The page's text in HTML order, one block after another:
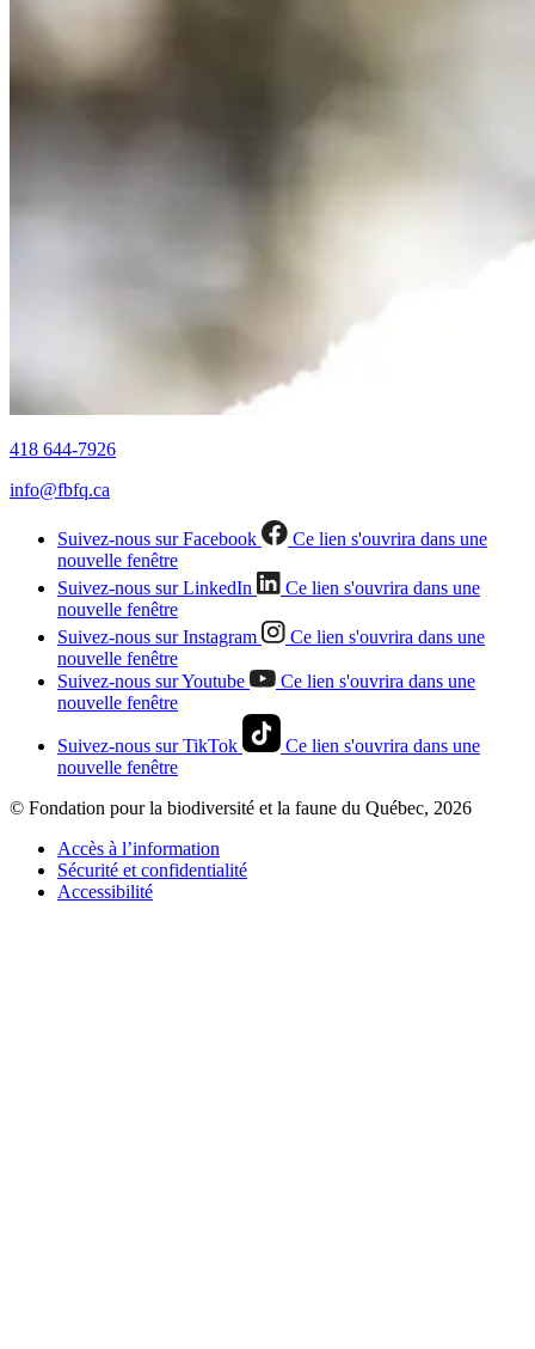
418 644-7926
info@fbfq.ca
Suivez-nous sur Facebook
Ce lien s'ouvrira dans une
nouvelle fenêtre
Suivez-nous sur LinkedIn
Ce lien s'ouvrira dans une
nouvelle fenêtre
Suivez-nous sur Instagram
Ce lien s'ouvrira dans une
nouvelle fenêtre
Suivez-nous sur Youtube
Ce lien s'ouvrira dans une
nouvelle fenêtre
Suivez-nous sur TikTok
Ce lien s'ouvrira dans une
nouvelle fenêtre
© Fondation pour la biodiversité et la faune du Québec, 2026
Accès à l’information
Sécurité et confidentialité
Accessibilité